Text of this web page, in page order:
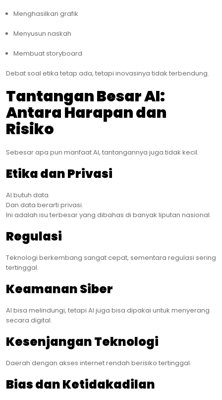
Menghasilkan grafik
Menyusun naskah
Membuat storyboard
Debat soal etika tetap ada, tetapi inovasinya tidak terbendung.
Tantangan Besar AI:
Antara Harapan dan
Risiko
Sebesar apa pun manfaat AI, tantangannya juga tidak kecil.
Etika dan Privasi
AI butuh data.
Dan data berarti privasi.
Ini adalah isu terbesar yang dibahas di banyak liputan nasional.
Regulasi
Teknologi berkembang sangat cepat, sementara regulasi sering
tertinggal.
Keamanan Siber
AI bisa melindungi, tetapi AI juga bisa dipakai untuk menyerang
secara digital.
Kesenjangan Teknologi
Daerah dengan akses internet rendah berisiko tertinggal.
Bias dan Ketidakadilan